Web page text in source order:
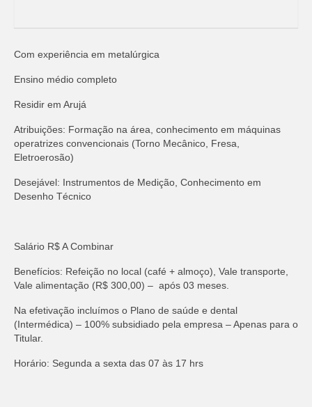
Com experiência em metalúrgica
Ensino médio completo
Residir em Arujá
Atribuições: Formação na área, conhecimento em máquinas
operatrizes convencionais (Torno Mecânico, Fresa,
Eletroerosão)
Desejável: Instrumentos de Medição, Conhecimento em
Desenho Técnico
Salário R$ A Combinar
Benefícios: Refeição no local (café + almoço), Vale transporte,
Vale alimentação (R$ 300,00) – após 03 meses.
Na efetivação incluímos o Plano de saúde e dental
(Intermédica) – 100% subsidiado pela empresa – Apenas para o
Titular.
Horário: Segunda a sexta das 07 às 17 hrs